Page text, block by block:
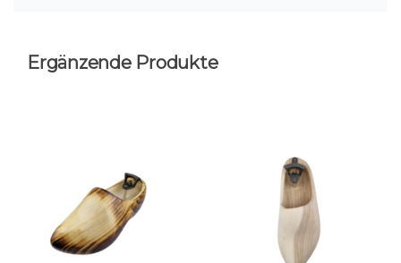
Ergänzende Produkte